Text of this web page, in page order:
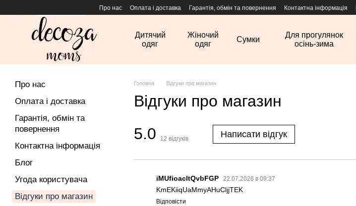
Перейти до основного контентуПро нас Оплата і доставка Гарантія, обмін та повернення Контактна інформація
Дитячий
одяг
Жіночий
одяг
Сумки
Для прогулянок
осінь-зима
Головна Відгуки про магазин
Відгуки про магазин
5.0
12 відгуків Написати відгук
iMUfioacltQvbFGP 22.07.2026 в 09:37
KmEKiiqUaMmyAHuCljjTEK
Відповісти
Про нас
Оплата і доставка
Гарантія, обмін та
повернення
Контактна інформація
Блог
Угода користувача
Відгуки про магазин